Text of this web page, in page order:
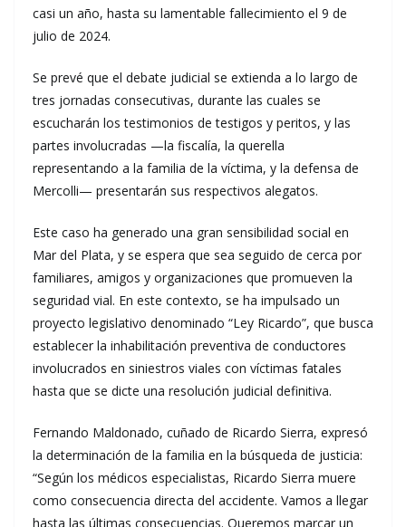
casi un año, hasta su lamentable fallecimiento el 9 de
julio de 2024.
Se prevé que el debate judicial se extienda a lo largo de
tres jornadas consecutivas, durante las cuales se
escucharán los testimonios de testigos y peritos, y las
partes involucradas —la fiscalía, la querella
representando a la familia de la víctima, y la defensa de
Mercolli— presentarán sus respectivos alegatos.
Este caso ha generado una gran sensibilidad social en
Mar del Plata, y se espera que sea seguido de cerca por
familiares, amigos y organizaciones que promueven la
seguridad vial. En este contexto, se ha impulsado un
proyecto legislativo denominado “Ley Ricardo”, que busca
establecer la inhabilitación preventiva de conductores
involucrados en siniestros viales con víctimas fatales
hasta que se dicte una resolución judicial definitiva.
Fernando Maldonado, cuñado de Ricardo Sierra, expresó
la determinación de la familia en la búsqueda de justicia:
“Según los médicos especialistas, Ricardo Sierra muere
como consecuencia directa del accidente. Vamos a llegar
hasta las últimas consecuencias. Queremos marcar un